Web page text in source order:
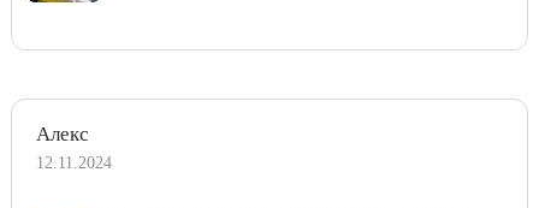
Алекс
12.11.2024